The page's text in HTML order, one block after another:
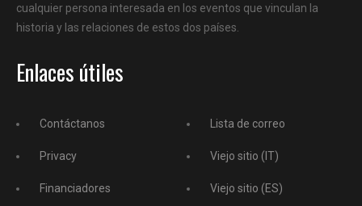
cualquier persona interesada en los eventos que vinculan la
historia y las relaciones de estos dos países.
Enlaces útiles
Contáctanos
Privacy
Financiadores
Lista de correo
Viejo sitio (IT)
Viejo sitio (ES)